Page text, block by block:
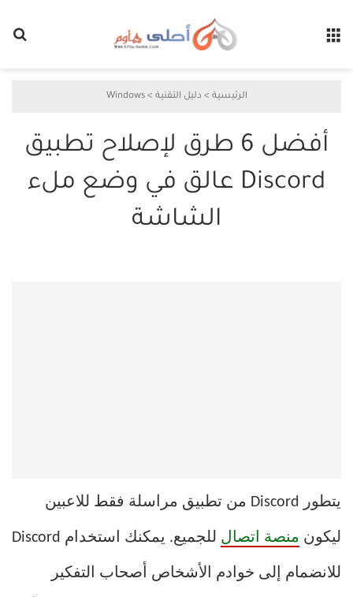
الرئيسية > دليل التقنية >
Windows
أفضل 6 طرق لإصلاح تطبيق
Discord عالق في وضع ملء
الشاشة
يتطور Discord من تطبيق مراسلة فقط للاعبين
ليكون منصة اتصال للجميع. يمكنك استخدام Discord
للانضمام إلى خوادم الأشخاص أصحاب التفكير